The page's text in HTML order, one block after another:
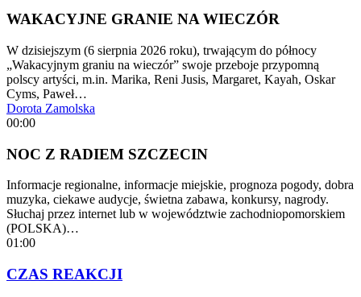
WAKACYJNE GRANIE NA WIECZÓR
W dzisiejszym (6 sierpnia 2026 roku), trwającym do północy
„Wakacyjnym graniu na wieczór” swoje przeboje przypomną
polscy artyści, m.in. Marika, Reni Jusis, Margaret, Kayah, Oskar
Cyms, Paweł…
Dorota Zamolska
00:00
NOC Z RADIEM SZCZECIN
Informacje regionalne, informacje miejskie, prognoza pogody, dobra
muzyka, ciekawe audycje, świetna zabawa, konkursy, nagrody.
Słuchaj przez internet lub w województwie zachodniopomorskiem
(POLSKA)…
01:00
CZAS REAKCJI